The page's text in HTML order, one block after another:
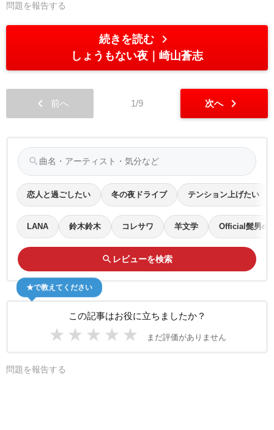
問題を報告する
続きを読む chevron_right
しょうもない夜 崎山蒼志
chevron_left 前へ 1/9 次へ chevron_right
search
恋人と過ごしたい 冬の夜ドライブ テンション上げたい
LANA 鈴木鈴木 コレサワ 羊文学 Official髭男
search レビューを検索
この記事はお役に立ちましたか？
★ ★ ★ ★ ★ まだ評価がありません
★で教えてください
問題を報告する